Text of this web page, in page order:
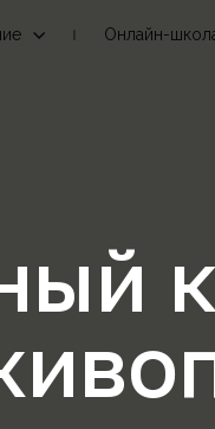
Онлайн-